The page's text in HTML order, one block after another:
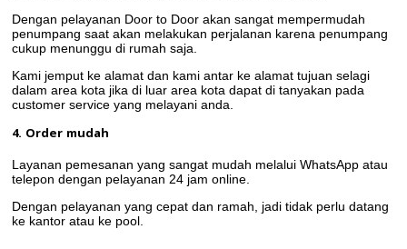
Dengan pelayanan Door to Door akan sangat mempermudah
penumpang saat akan melakukan perjalanan karena penumpang
cukup menunggu di rumah saja.
Kami jemput ke alamat dan kami antar ke alamat tujuan selagi
dalam area kota jika di luar area kota dapat di tanyakan pada
customer service yang melayani anda.
4. Order mudah
Layanan pemesanan yang sangat mudah melalui WhatsApp atau
telepon dengan pelayanan 24 jam online.
Dengan pelayanan yang cepat dan ramah, jadi tidak perlu datang
ke kantor atau ke pool.